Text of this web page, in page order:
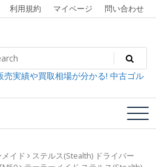
利用規約 マイページ 問い合わせ
Market dev
SHOPゴルフマーケット
実績や買取相場が分かる! 中古ゴル
イド
ステルス(Stealth) ドライバー